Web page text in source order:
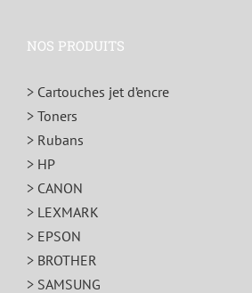
NOS PRODUITS
> Cartouches jet d’encre
> Toners
> Rubans
> HP
> CANON
> LEXMARK
> EPSON
> BROTHER
> SAMSUNG